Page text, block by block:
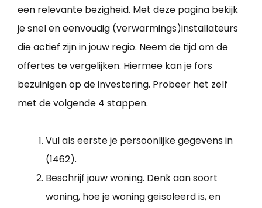
een relevante bezigheid. Met deze pagina bekijk
je snel en eenvoudig (verwarmings)installateurs
die actief zijn in jouw regio. Neem de tijd om de
offertes te vergelijken. Hiermee kan je fors
bezuinigen op de investering. Probeer het zelf
met de volgende 4 stappen.
Vul als eerste je persoonlijke gegevens in
(1462).
Beschrijf jouw woning. Denk aan soort
woning, hoe je woning geïsoleerd is, en